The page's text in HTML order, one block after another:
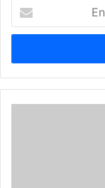
your
Email